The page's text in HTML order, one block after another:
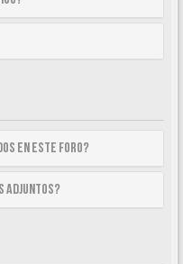
en este foro?
adjuntos?